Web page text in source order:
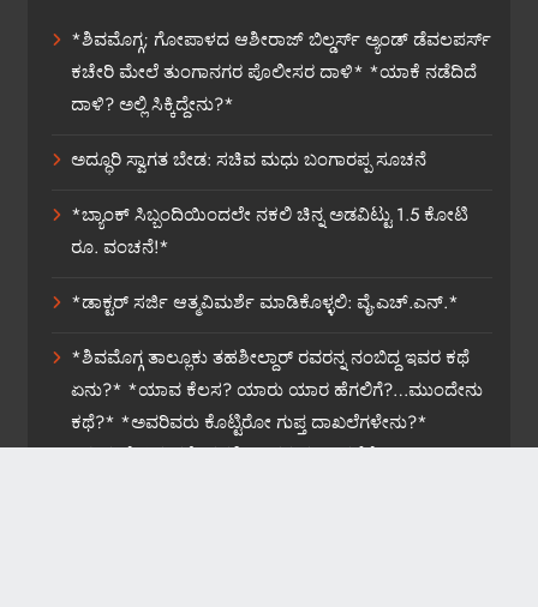
*ಶಿವಮೊಗ್ಗ; ಗೋಪಾಳದ ಆಶೀರಾಜ್ ಬಿಲ್ಡರ್ಸ್ ಅ್ಯಂಡ್ ಡೆವಲಪರ್ಸ್
ಕಚೇರಿ ಮೇಲೆ ತುಂಗಾನಗರ ಪೊಲೀಸರ ದಾಳಿ* *ಯಾಕೆ ನಡೆದಿದೆ
ದಾಳಿ? ಅಲ್ಲಿ ಸಿಕ್ಕಿದ್ದೇನು?*
ಅದ್ಧೂರಿ ಸ್ವಾಗತ ಬೇಡ: ಸಚಿವ ಮಧು ಬಂಗಾರಪ್ಪ ಸೂಚನೆ
*ಬ್ಯಾಂಕ್ ಸಿಬ್ಬಂದಿಯಿಂದಲೇ ನಕಲಿ ಚಿನ್ನ ಅಡವಿಟ್ಟು 1.5 ಕೋಟಿ
ರೂ. ವಂಚನೆ!*
*ಡಾಕ್ಟರ್ ಸರ್ಜಿ ಆತ್ಮವಿಮರ್ಶೆ ಮಾಡಿಕೊಳ್ಳಲಿ: ವೈ.ಎಚ್.ಎನ್.*
*ಶಿವಮೊಗ್ಗ ತಾಲ್ಲೂಕು ತಹಶೀಲ್ದಾರ್ ರವರನ್ನ ನಂಬಿದ್ದ ಇವರ ಕಥೆ
ಏನು?* *ಯಾವ ಕೆಲಸ? ಯಾರು ಯಾರ ಹೆಗಲಿಗೆ?…ಮುಂದೇನು
ಕಥೆ?* *ಅವರಿವರು ಕೊಟ್ಟಿರೋ ಗುಪ್ತ ದಾಖಲೆಗಳೇನು?*
*ಸುಮ್ಮನೆ ಬಿಡುವರೇ ತಹಶೀಲ್ದಾರರ ವರ್ಗಾವಣೆಗೆ?*